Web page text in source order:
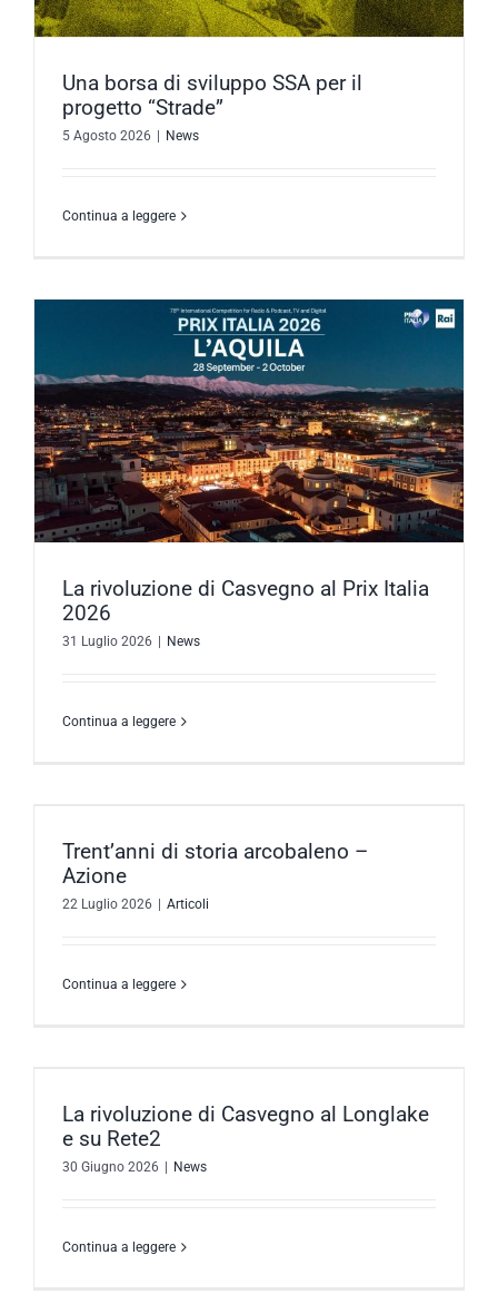
Una borsa di sviluppo SSA per il
progetto “Strade”
5 Agosto 2026 News
Continua a leggere
La rivoluzione di Casvegno al Prix Italia
2026
31 Luglio 2026 | News
Continua a leggere
Trent’anni di storia arcobaleno –
Azione
22 Luglio 2026 | Articoli
Continua a leggere
La rivoluzione di Casvegno al Longlake
e su Rete2
30 Giugno 2026 | News
Continua a leggere